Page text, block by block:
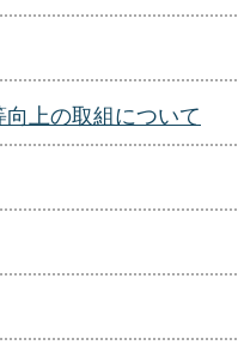
上の取組について